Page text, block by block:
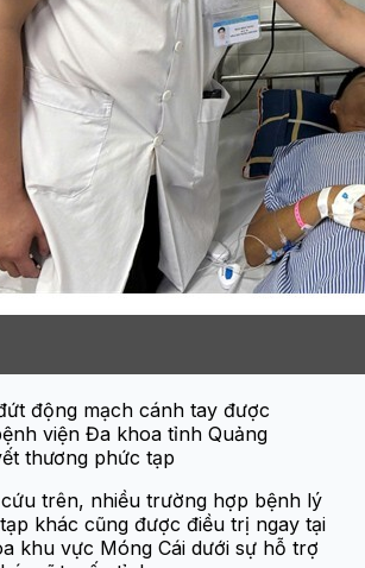
động mạch cánh tay được
viện Đa khoa tỉnh Quảng
thương phức tạp
trên, nhiều trường hợp bệnh lý
khác cũng được điều trị ngay tại
khu vực Móng Cái dưới sự hỗ trợ